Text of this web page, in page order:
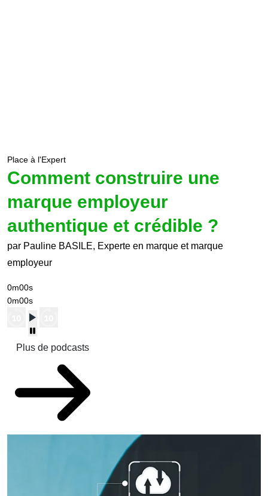
Place à l'Expert
Comment construire une
marque employeur
authentique et crédible ?
par Pauline BASILE, Experte en marque et marque
employeur
0m00s
0m00s
Plus de podcasts